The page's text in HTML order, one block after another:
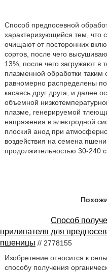
Способ предпосевной
характеризующийся тем, что
очищают от посторонних
сортов, после чего
13%, после чего загружают в
плазменной обработки
равномерно распределены
касаясь друг друга, и далее
объемной
плазме, генерируемой
напряжения в электродной
плоский анод при
воздействия на семена
продолжительностью 30-240 с.
Способ
прилипателя для
пшеницы // 2778155
Изобретение относится к
способу получения